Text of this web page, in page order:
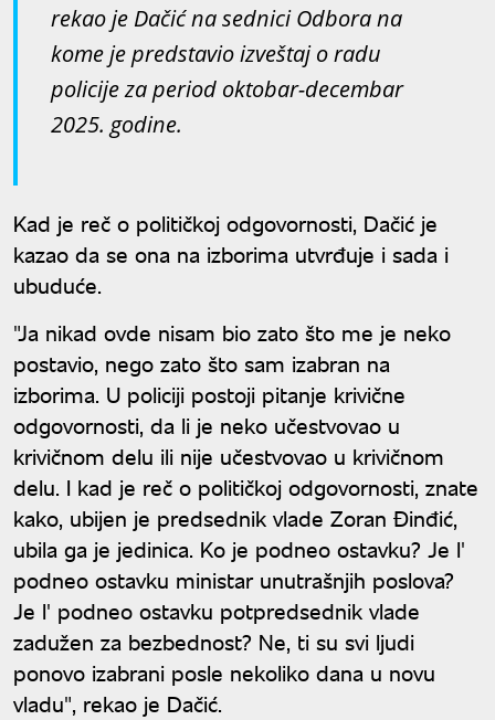
rekao je Dačić na sednici Odbora na
kome je predstavio izveštaj o radu
policije za period oktobar-decembar
2025. godine.
Kad je reč o političkoj odgovornosti, Dačić je
kazao da se ona na izborima utvrđuje i sada i
ubuduće.
"Ja nikad ovde nisam bio zato što me je neko
postavio, nego zato što sam izabran na
izborima. U policiji postoji pitanje krivične
odgovornosti, da li je neko učestvovao u
krivičnom delu ili nije učestvovao u krivičnom
delu. I kad je reč o političkoj odgovornosti, znate
kako, ubijen je predsednik vlade Zoran Đinđić,
ubila ga je jedinica. Ko je podneo ostavku? Je l'
podneo ostavku ministar unutrašnjih poslova?
Je l' podneo ostavku potpredsednik vlade
zadužen za bezbednost? Ne, ti su svi ljudi
ponovo izabrani posle nekoliko dana u novu
vladu", rekao je Dačić.